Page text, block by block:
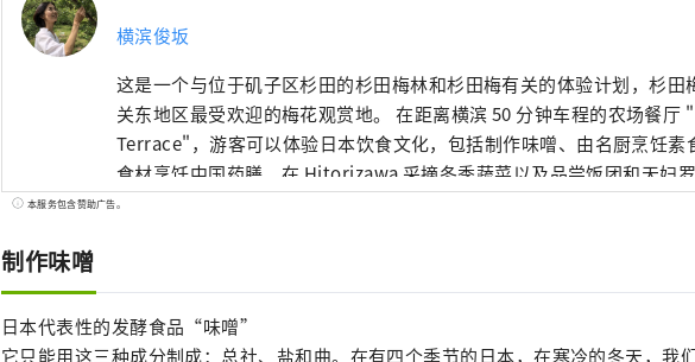
横滨俊坂
这是一个与位于矶子区杉田的杉田梅林和杉田梅有关的体验计划，杉田
关东地区最受欢迎的梅花观赏地。 在距离横滨 50 分钟车程的农场餐
Terrace"，游客可以体验日本饮食文化，包括制作味噌、由名厨烹饪素
食材烹饪中国药膳、在 Hitorizawa 采摘冬季蔬菜以及品尝饭团和天妇
文化体验 "活动中，参加者将在杉叶梅尚存的妙法寺禅修和诵经，在寺
后请不要取消申请。 免费监督计划 杉田梅的生活 使用杉田梅进行烹饪体验。 1 月 11 日
（周四）：3 对素菜和杉田梅。 1 月 13 日（星期六）：药膳中华料理 x
月 14 日（星期四）：体验制作味噌酱的艺术 [3 对]。 2 月 6 日星期二：在横滨日鸟泽收
本服务包含赞助广告。
制作味噌
日本代表性的发酵食品“味噌”
它只能用这三种成分制成：总社、盐和曲。在有四个季节的日本，在寒冷的冬天，我